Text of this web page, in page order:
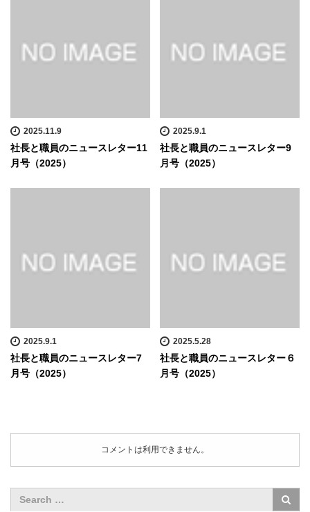
2025.11.9
社長と職員のニュースレター11
月号（2025）
2025.9.1
社長と職員のニュースレター9
月号（2025）
2025.9.1
社長と職員のニュースレター7
月号（2025）
2025.5.28
社長と職員のニュースレター６
月号（2025）
コメントは利用できません。